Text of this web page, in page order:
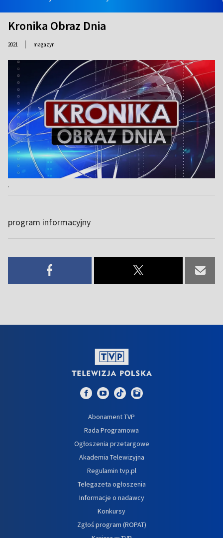
Kronika Obraz Dnia
2021 | magazyn
.
program informacyjny
Abonament TVP
Rada Programowa
Ogłoszenia przetargowe
Akademia Telewizyjna
Regulamin tvp.pl
Telegazeta ogłoszenia
Informacje o nadawcy
Konkursy
Zgłoś program (ROPAT)